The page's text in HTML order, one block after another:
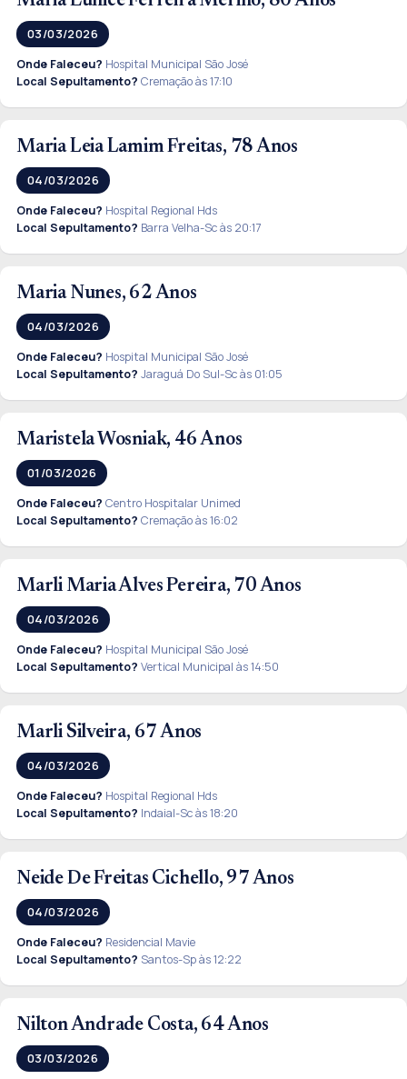
03/03/2026
Onde Faleceu? Hospital Municipal São José
Local Sepultamento? Cremação às 17:10
Maria Leia Lamim Freitas, 78 Anos
04/03/2026
Onde Faleceu? Hospital Regional Hds
Local Sepultamento? Barra Velha-Sc às 20:17
Maria Nunes, 62 Anos
04/03/2026
Onde Faleceu? Hospital Municipal São José
Local Sepultamento? Jaraguá Do Sul-Sc às 01:05
Maristela Wosniak, 46 Anos
01/03/2026
Onde Faleceu? Centro Hospitalar Unimed
Local Sepultamento? Cremação às 16:02
Marli Maria Alves Pereira, 70 Anos
04/03/2026
Onde Faleceu? Hospital Municipal São José
Local Sepultamento? Vertical Municipal às 14:50
Marli Silveira, 67 Anos
04/03/2026
Onde Faleceu? Hospital Regional Hds
Local Sepultamento? Indaial-Sc às 18:20
Neide De Freitas Cichello, 97 Anos
04/03/2026
Onde Faleceu? Residencial Mavie
Local Sepultamento? Santos-Sp às 12:22
Nilton Andrade Costa, 64 Anos
03/03/2026